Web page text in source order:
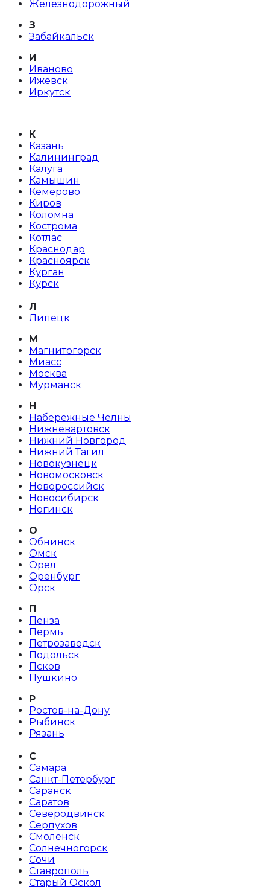
Железнодорожный
З
Забайкальск
И
Иваново
Ижевск
Иркутск
К
Казань
Калининград
Калуга
Камышин
Кемерово
Киров
Коломна
Кострома
Котлас
Краснодар
Красноярск
Курган
Курск
Л
Липецк
М
Магнитогорск
Миасс
Москва
Мурманск
Н
Набережные Челны
Нижневартовск
Нижний Новгород
Нижний Тагил
Новокузнецк
Новомосковск
Новороссийск
Новосибирск
Ногинск
О
Обнинск
Омск
Орел
Оренбург
Орск
П
Пенза
Пермь
Петрозаводск
Подольск
Псков
Пушкино
Р
Ростов-на-Дону
Рыбинск
Рязань
С
Самара
Санкт-Петербург
Саранск
Саратов
Северодвинск
Серпухов
Смоленск
Солнечногорск
Сочи
Ставрополь
Старый Оскол